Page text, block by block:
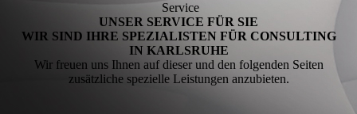
Service
UNSER SERVICE FÜR SIE
WIR SIND IHRE SPEZIALISTEN FÜR CONSULTING
IN KARLSRUHE
Wir freuen uns Ihnen auf dieser und den folgenden Seiten
zusätzliche spezielle Leistungen anzubieten.